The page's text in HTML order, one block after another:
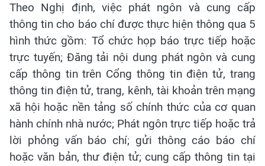
Theo Nghị định, việc phát ngôn và cung cấp
thông tin cho báo chí được thực hiện thông qua 5
hình thức gồm: Tổ chức họp báo trực tiếp hoặc
trực tuyến; Đăng tải nội dung phát ngôn và cung
cấp thông tin trên Cổng thông tin điện tử, trang
thông tin điện tử, trang, kênh, tài khoản trên mạng
xã hội hoặc nền tảng số chính thức của cơ quan
hành chính nhà nước; Phát ngôn trực tiếp hoặc trả
lời phỏng vấn báo chí; gửi thông cáo báo chí
hoặc văn bản, thư điện tử; cung cấp thông tin tại